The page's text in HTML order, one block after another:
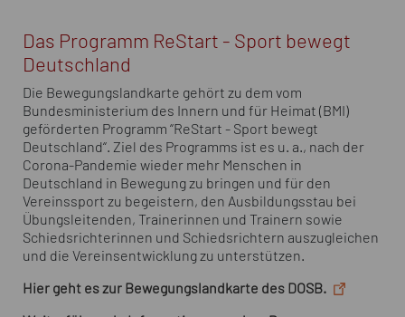
Das Programm ReStart - Sport bewegt
Deutschland
Die Bewegungslandkarte gehört zu dem vom
Bundesministerium des Innern und für Heimat (BMI)
geförderten Programm “ReStart - Sport bewegt
Deutschland“. Ziel des Programms ist es u. a., nach der
Corona-Pandemie wieder mehr Menschen in
Deutschland in Bewegung zu bringen und für den
Vereinssport zu begeistern, den Ausbildungsstau bei
Übungsleitenden, Trainerinnen und Trainern sowie
Schiedsrichterinnen und Schiedsrichtern auszugleichen
und die Vereinsentwicklung zu unterstützen.
Hier geht es zur Bewegungslandkarte des DOSB.